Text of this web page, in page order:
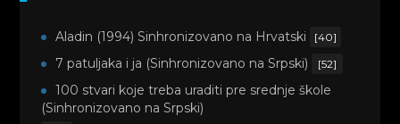
Aladin (1994) Sinhronizovano na Hrvatski [40]
7 patuljaka i ja (Sinhronizovano na Srpski) [52]
100 stvari koje treba uraditi pre srednje škole
(Sinhronizovano na Srpski)